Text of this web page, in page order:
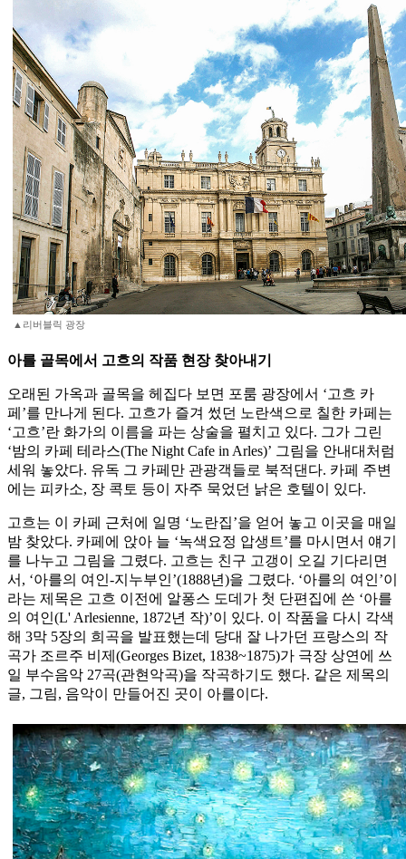
▲리버블릭 광장
아를 골목에서 고흐의 작품 현장 찾아내기
오래된 가옥과 골목을 헤집다 보면 포룸 광장에서 ‘고흐 카
페’를 만나게 된다. 고흐가 즐겨 썼던 노란색으로 칠한 카페는
‘고흐’란 화가의 이름을 파는 상술을 펼치고 있다. 그가 그린
‘밤의 카페 테라스(The Night Cafe in Arles)’ 그림을 안내대처럼
세워 놓았다. 유독 그 카페만 관광객들로 북적댄다. 카페 주변
에는 피카소, 장 콕토 등이 자주 묵었던 낡은 호텔이 있다.
고흐는 이 카페 근처에 일명 ‘노란집’을 얻어 놓고 이곳을 매일
밤 찾았다. 카페에 앉아 늘 ‘녹색요정 압생트’를 마시면서 얘기
를 나누고 그림을 그렸다. 고흐는 친구 고갱이 오길 기다리면
서, ‘아를의 여인-지누부인’(1888년)을 그렸다. ‘아를의 여인’이
라는 제목은 고흐 이전에 알퐁스 도데가 첫 단편집에 쓴 ‘아를
의 여인(L' Arlesienne, 1872년 작)’이 있다. 이 작품을 다시 각색
해 3막 5장의 희곡을 발표했는데 당대 잘 나가던 프랑스의 작
곡가 조르주 비제(Georges Bizet, 1838~1875)가 극장 상연에 쓰
일 부수음악 27곡(관현악곡)을 작곡하기도 했다. 같은 제목의
글, 그림, 음악이 만들어진 곳이 아를이다.